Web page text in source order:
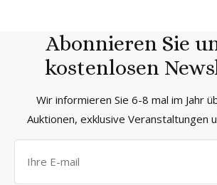
Abonnieren Sie
kostenlosen
Wir informieren Sie 6-8 mal im Jahr
Auktionen, exklusive Veranstaltungen